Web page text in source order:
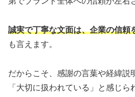
誠実で丁寧な文面は、企業の信頼
も言えます。
だからこそ、感謝の言葉や経緯説
「大切に扱われている」と感じら